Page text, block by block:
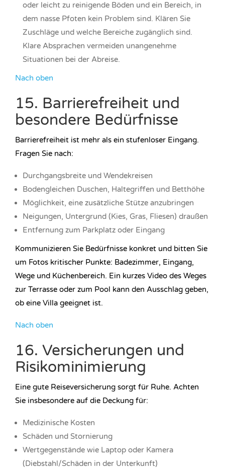
oder leicht zu reinigende Böden und ein Bereich, in
dem nasse Pfoten kein Problem sind. Klären Sie
Zuschläge und welche Bereiche zugänglich sind.
Klare Absprachen vermeiden unangenehme
Situationen bei der Abreise.
Nach oben
15. Barrierefreiheit und
besondere Bedürfnisse
Barrierefreiheit ist mehr als ein stufenloser Eingang.
Fragen Sie nach:
Durchgangsbreite und Wendekreisen
Bodengleichen Duschen, Haltegriffen und Betthöhe
Möglichkeit, eine zusätzliche Stütze anzubringen
Neigungen, Untergrund (Kies, Gras, Fliesen) draußen
Entfernung zum Parkplatz oder Eingang
Kommunizieren Sie Bedürfnisse konkret und bitten Sie
um Fotos kritischer Punkte: Badezimmer, Eingang,
Wege und Küchenbereich. Ein kurzes Video des Weges
zur Terrasse oder zum Pool kann den Ausschlag geben,
ob eine Villa geeignet ist.
Nach oben
16. Versicherungen und
Risikominimierung
Eine gute Reiseversicherung sorgt für Ruhe. Achten
Sie insbesondere auf die Deckung für:
Medizinische Kosten
Schäden und Stornierung
Wertgegenstände wie Laptop oder Kamera
(Diebstahl/Schäden in der Unterkunft)